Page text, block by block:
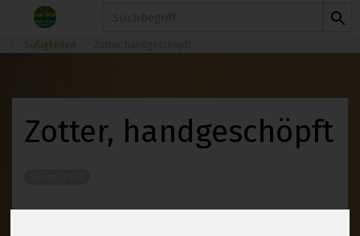
Süßigkeiten
Zotter, handgeschöpft